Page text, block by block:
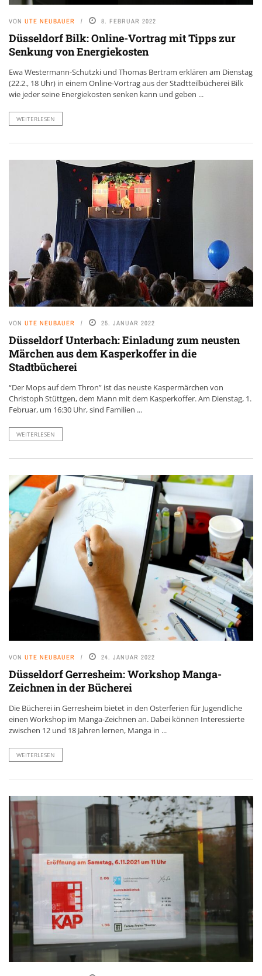
VON UTE NEUBAUER 8. FEBRUAR 2022
Düsseldorf Bilk: Online-Vortrag mit Tipps zur
Senkung von Energiekosten
Ewa Westermann-Schutzki und Thomas Bertram erklären am Dienstag
(22.2., 18 Uhr) in einem Online-Vortrag aus der Stadtteilbücherei Bilk
wie jeder seine Energiekosten senken kann und geben ...
WEITERLESEN
VON UTE NEUBAUER 25. JANUAR 2022
Düsseldorf Unterbach: Einladung zum neusten
Märchen aus dem Kasperkoffer in die
Stadtbücherei
“Der Mops auf dem Thron” ist das neuste Kaspermärchen von
Christoph Stüttgen, dem Mann mit dem Kasperkoffer. Am Dienstag, 1.
Februar, um 16:30 Uhr, sind Familien ...
WEITERLESEN
VON UTE NEUBAUER 24. JANUAR 2022
Düsseldorf Gerresheim: Workshop Manga-
Zeichnen in der Bücherei
Die Bücherei in Gerresheim bietet in den Osterferien für Jugendliche
einen Workshop im Manga-Zeichnen an. Dabei können Interessierte
zwischen 12 und 18 Jahren lernen, Manga in ...
WEITERLESEN